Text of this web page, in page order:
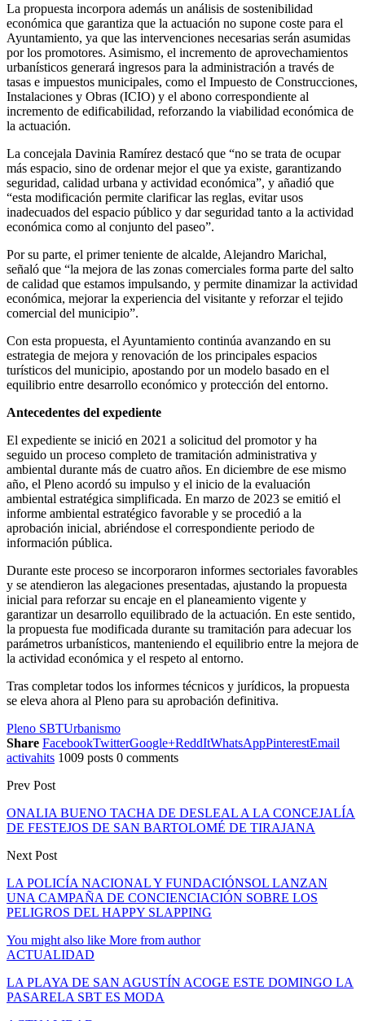
La propuesta incorpora además un análisis de sostenibilidad
económica que garantiza que la actuación no supone coste para el
Ayuntamiento, ya que las intervenciones necesarias serán asumidas
por los promotores. Asimismo, el incremento de aprovechamientos
urbanísticos generará ingresos para la administración a través de
tasas e impuestos municipales, como el Impuesto de Construcciones,
Instalaciones y Obras (ICIO) y el abono correspondiente al
incremento de edificabilidad, reforzando la viabilidad económica de
la actuación.
La concejala Davinia Ramírez destacó que “no se trata de ocupar
más espacio, sino de ordenar mejor el que ya existe, garantizando
seguridad, calidad urbana y actividad económica”, y añadió que
“esta modificación permite clarificar las reglas, evitar usos
inadecuados del espacio público y dar seguridad tanto a la actividad
económica como al conjunto del paseo”.
Por su parte, el primer teniente de alcalde, Alejandro Marichal,
señaló que “la mejora de las zonas comerciales forma parte del salto
de calidad que estamos impulsando, y permite dinamizar la actividad
económica, mejorar la experiencia del visitante y reforzar el tejido
comercial del municipio”.
Con esta propuesta, el Ayuntamiento continúa avanzando en su
estrategia de mejora y renovación de los principales espacios
turísticos del municipio, apostando por un modelo basado en el
equilibrio entre desarrollo económico y protección del entorno.
Antecedentes del expediente
El expediente se inició en 2021 a solicitud del promotor y ha
seguido un proceso completo de tramitación administrativa y
ambiental durante más de cuatro años. En diciembre de ese mismo
año, el Pleno acordó su impulso y el inicio de la evaluación
ambiental estratégica simplificada. En marzo de 2023 se emitió el
informe ambiental estratégico favorable y se procedió a la
aprobación inicial, abriéndose el correspondiente periodo de
información pública.
Durante este proceso se incorporaron informes sectoriales favorables
y se atendieron las alegaciones presentadas, ajustando la propuesta
inicial para reforzar su encaje en el planeamiento vigente y
garantizar un desarrollo equilibrado de la actuación. En este sentido,
la propuesta fue modificada durante su tramitación para adecuar los
parámetros urbanísticos, manteniendo el equilibrio entre la mejora de
la actividad económica y el respeto al entorno.
Tras completar todos los informes técnicos y jurídicos, la propuesta
se eleva ahora al Pleno para su aprobación definitiva.
Pleno SBTUrbanismo
Share FacebookTwitterGoogle+ReddItWhatsAppPinterestEmail
activahits 1009 posts 0 comments
Prev Post
ONALIA BUENO TACHA DE DESLEAL A LA CONCEJALÍA
DE FESTEJOS DE SAN BARTOLOMÉ DE TIRAJANA
Next Post
LA POLICÍA NACIONAL Y FUNDACIÓNSOL LANZAN
UNA CAMPAÑA DE CONCIENCIACIÓN SOBRE LOS
PELIGROS DEL HAPPY SLAPPING
You might also like More from author
ACTUALIDAD
LA PLAYA DE SAN AGUSTÍN ACOGE ESTE DOMINGO LA
PASARELA SBT ES MODA